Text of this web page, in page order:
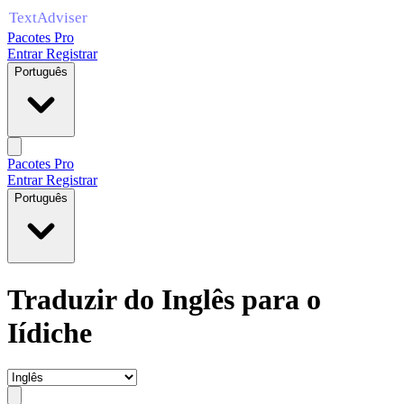
Pacotes Pro
EntrarRegistrar
Português
Pacotes Pro
EntrarRegistrar
Português
Traduzir do Inglês para o
Iídiche